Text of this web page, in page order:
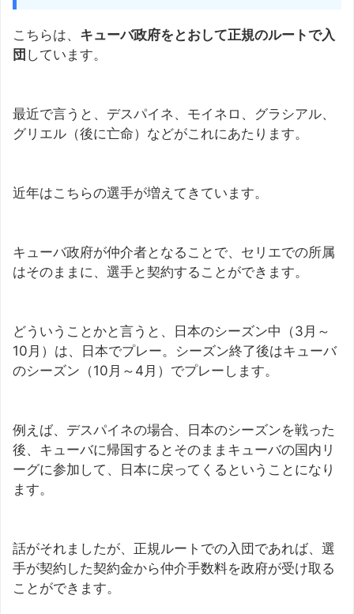
こちらは、 キューバ政府をとおして正規のルートで入
団 しています。
最近で言うと、デスパイネ、モイネロ、グラシアル、
グリエル（後に亡命）などがこれにあたります。
近年はこちらの選手が増えてきています。
キューバ政府が仲介者となることで、セリエでの所属
はそのままに、選手と契約することができます。
どういうことかと言うと、日本のシーズン中（3月～
10月）は、日本でプレー。シーズン終了後はキューバ
のシーズン（10月～4月）でプレーします。
例えば、デスパイネの場合、日本のシーズンを戦った
後、キューバに帰国するとそのままキューバの国内リ
ーグに参加して、日本に戻ってくるということになり
ます。
話がそれましたが、正規ルートでの入団であれば、選
手が契約した契約金から仲介手数料を政府が受け取る
ことができます。